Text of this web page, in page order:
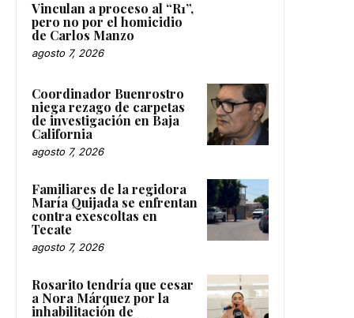
Vinculan a proceso al “R1”,
pero no por el homicidio
de Carlos Manzo
agosto 7, 2026
Coordinador Buenrostro
niega rezago de carpetas
de investigación en Baja
California
agosto 7, 2026
Familiares de la regidora
María Quijada se enfrentan
contra exescoltas en
Tecate
agosto 7, 2026
Rosarito tendría que cesar
a Nora Márquez por la
inhabilitación de